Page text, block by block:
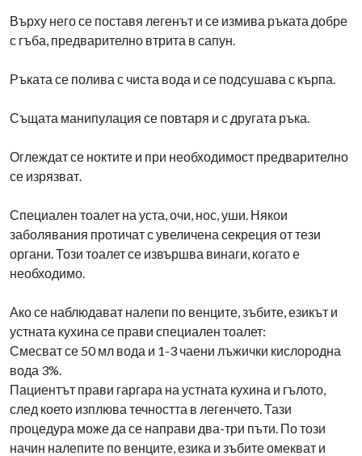
Върху него се поставя легенът и се измива ръката добре
с гъба, предварително втрита в сапун.
Ръката се полива с чиста вода и се подсушава с кърпа.
Същата манипулация се повтаря и с другата ръка.
Оглеждат се ноктите и при необходимост предварително
се изрязват.
Специален тоалет на уста, очи, нос, уши. Някои
заболявания протичат с увеличена секреция от тези
органи. Този тоалет се извършва винаги, когато е
необходимо.
Ако се наблюдават налепи по венците, зъбите, езикът и
устната кухина се прави специален тоалет:
Смесват се 50 мл вода и 1-3 чаени лъжички кислородна
вода 3%.
Пациентът прави гаргара на устната кухина и гълото,
след което изплюва течността в легенчето. Тази
процедура може да се направи два-три пъти. По този
начин налепите по венците, езика и зъбите омекват и